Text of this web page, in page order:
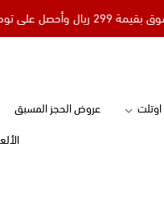
اوتلت عروض الحجز المسبق